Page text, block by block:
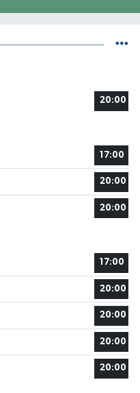
20:00
17:00
20:00
20:00
17:00
20:00
20:00
20:00
20:00